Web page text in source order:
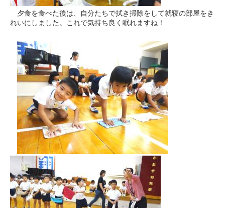
夕食を食べた後は、自分たちで拭き掃除をして就寝の部屋をき
れいにしました。これで気持ち良く眠れますね！